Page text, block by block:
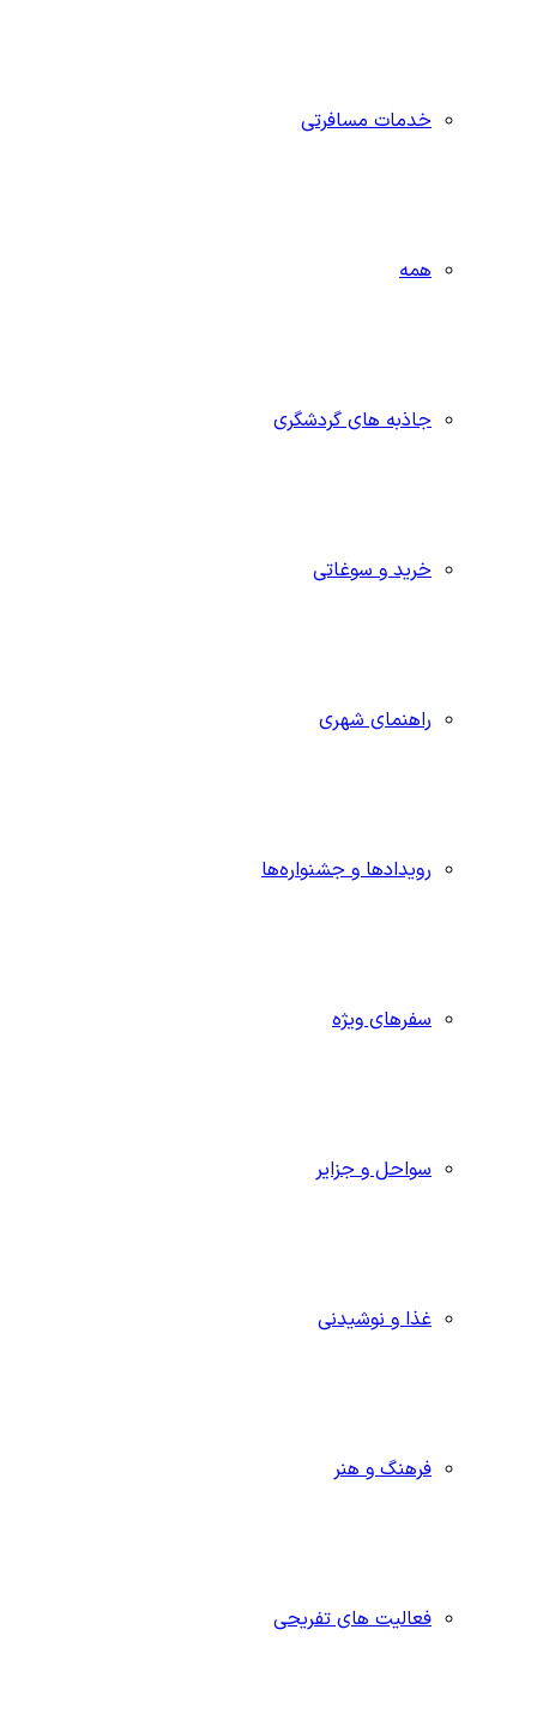
خدمات مسافرتی
همه
جاذبه‌ های گردشگری
خرید و سوغاتی
راهنمای شهری
رویدادها و جشنواره‌ها
سفرهای ویژه
سواحل و جزایر
غذا و نوشیدنی
فرهنگ و هنر
فعالیت های تفریحی